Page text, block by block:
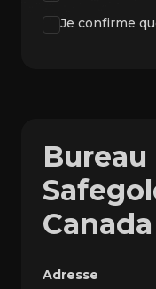
Je confirme
Canada
Adresse